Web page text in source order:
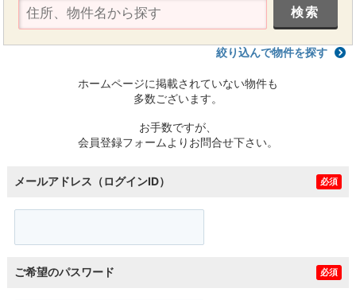
絞り込んで物件を探す
ホームページに掲載されていない物件も
多数ございます。
お手数ですが、
会員登録フォームよりお問合せ下さい。
メールアドレス（ログインID） 必須
ご希望のパスワード 必須